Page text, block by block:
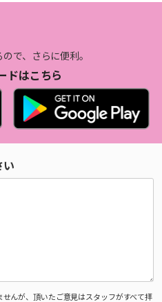
で、さらに便利。
ドはこちら
い
んが、頂いたご意見はスタッフがすべて拝